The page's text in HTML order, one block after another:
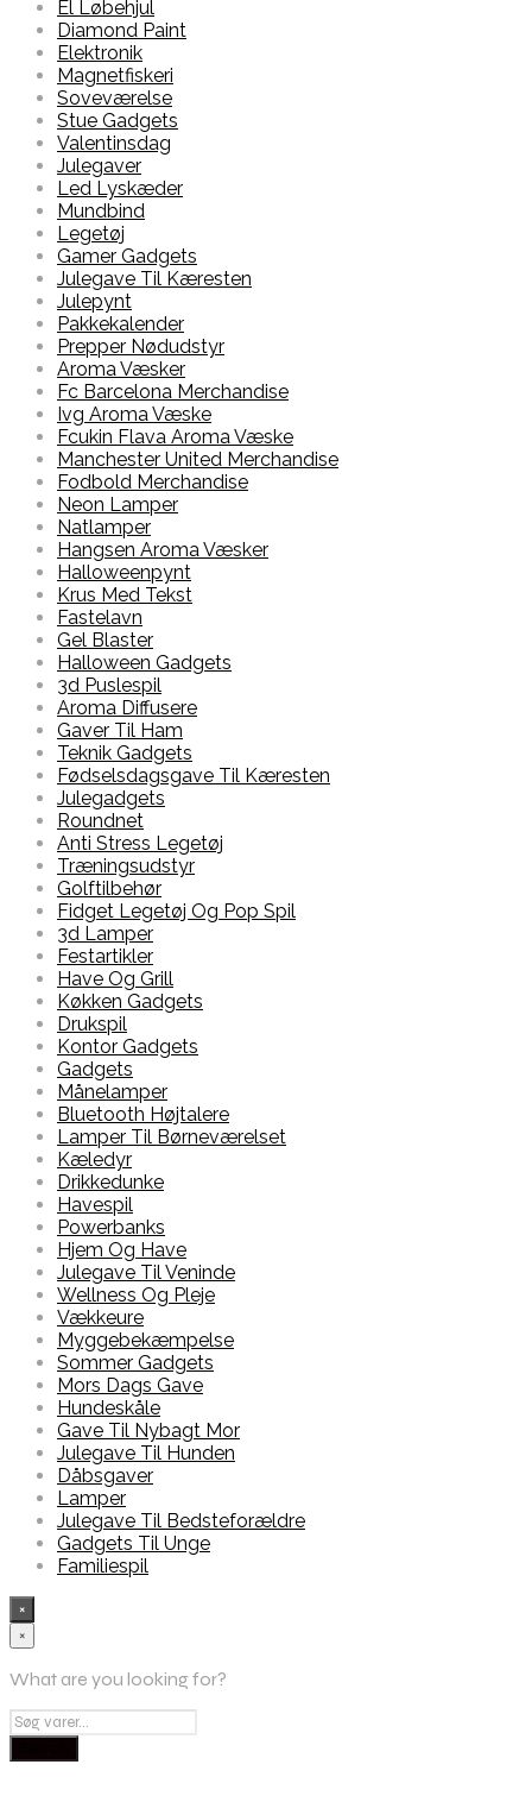
El Løbehjul
Diamond Paint
Elektronik
Magnetfiskeri
Soveværelse
Stue Gadgets
Valentinsdag
Julegaver
Led Lyskæder
Mundbind
Legetøj
Gamer Gadgets
Julegave Til Kæresten
Julepynt
Pakkekalender
Prepper Nødudstyr
Aroma Væsker
Fc Barcelona Merchandise
Ivg Aroma Væske
Fcukin Flava Aroma Væske
Manchester United Merchandise
Fodbold Merchandise
Neon Lamper
Natlamper
Hangsen Aroma Væsker
Halloweenpynt
Krus Med Tekst
Fastelavn
Gel Blaster
Halloween Gadgets
3d Puslespil
Aroma Diffusere
Gaver Til Ham
Teknik Gadgets
Fødselsdagsgave Til Kæresten
Julegadgets
Roundnet
Anti Stress Legetøj
Træningsudstyr
Golftilbehør
Fidget Legetøj Og Pop Spil
3d Lamper
Festartikler
Have Og Grill
Køkken Gadgets
Drukspil
Kontor Gadgets
Gadgets
Månelamper
Bluetooth Højtalere
Lamper Til Børneværelset
Kæledyr
Drikkedunke
Havespil
Powerbanks
Hjem Og Have
Julegave Til Veninde
Wellness Og Pleje
Vækkeure
Myggebekæmpelse
Sommer Gadgets
Mors Dags Gave
Hundeskåle
Gave Til Nybagt Mor
Julegave Til Hunden
Dåbsgaver
Lamper
Julegave Til Bedsteforældre
Gadgets Til Unge
Familiespil
×
×
What are you looking for?